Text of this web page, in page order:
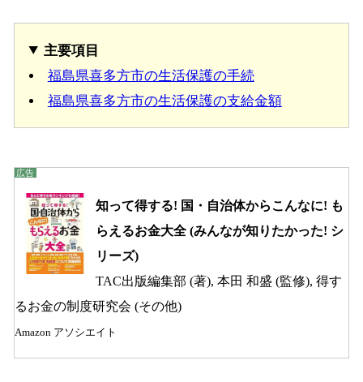
主要項目
福島県喜多方市の生活保護の手続
福島県喜多方市の生活保護の支給金額
知って得する! 国・自治体からこんなに! も
らえるお金大全 (みんなが知りたかった! シ
リーズ)
TAC出版編集部 (著), 本田 和盛 (監修), 得す
るお金の制度研究会 (その他)
Amazon アソシエイト